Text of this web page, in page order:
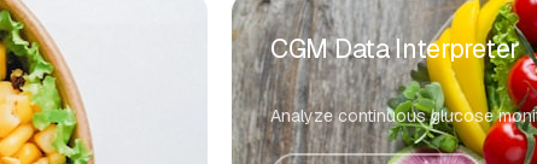
CGM Data Interpreter
Analyze continuous glucose